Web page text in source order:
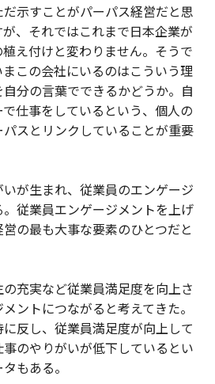
だ示すことがパーパス経営だと思
、それではこれまで日本企業が
え付けと変わりません。そうで
この会社にいるのはこういう理
分の言葉でできるかどうか。自
仕事をしているという、個人の
スとリンクしていることが重要
が生まれ、従業員のエンゲージ
従業員エンゲージメントを上げ
の最も大事な要素のひとつだと
充実など従業員満足度を向上さ
ントにつながると考えてきた。
反し、従業員満足度が向上して
のやりがいが低下しているとい
もある。